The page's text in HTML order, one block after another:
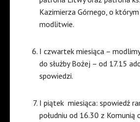
Kazimierza Górnego, o
modlitwie.
I czwartek miesiąca –
do służby Bożej – od 17.15
spowiedzi.
I piątek miesiąca: spowiedź
południu od 16.30 z Komunią